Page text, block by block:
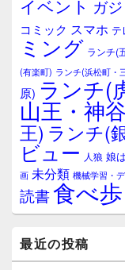
ア
イベント ガ
コミック スマホ テ
ミング ランチ(
(有楽町) ランチ(浜松町・
原) ランチ(
山王・神
王) ランチ(
ビュー 人狼 娘
画 未分類 機械学習・
読書食べ
最近の投稿